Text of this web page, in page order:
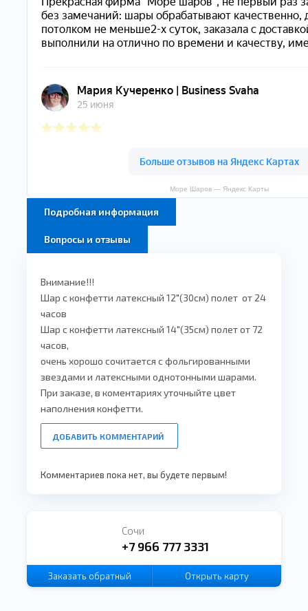
Море Шаров — Яндекс Карты
Подробная информация
Вопросы и отзывы
Внимание!!!
Шар с конфетти латексный 12"(30см) полет от 24
часов
Шар с конфетти латексный 14"(35см) полет от 72
часов,
очень хорошо сочитается с фольгированными
звездами и латексными однотонными шарами.
При заказе, в коментариях уточныйте цвет
наполнения конфетти.
ДОБАВИТЬ КОММЕНТАРИЙ
Комментариев пока нет, вы будете первым!
Сочи
+7 966 777 3331
Заказать обратный
Открыть карту